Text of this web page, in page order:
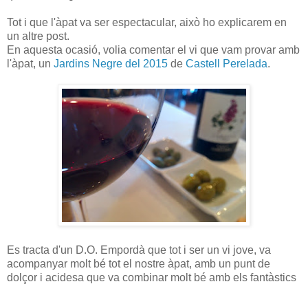
Tot i que l'àpat va ser espectacular, això ho explicarem en
un altre post.
En aquesta ocasió, volia comentar el vi que vam provar amb
l'àpat, un Jardins Negre del 2015 de Castell Perelada.
Es tracta d'un D.O. Empordà que tot i ser un vi jove, va
acompanyar molt bé tot el nostre àpat, amb un punt de
dolçor i acidesa que va combinar molt bé amb els fantàstics